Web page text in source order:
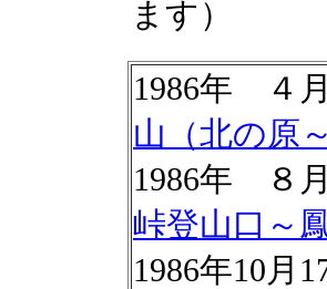
ます）
1986年 ４
山（北の原
1986年 ８
峠登山口～
1986年10月